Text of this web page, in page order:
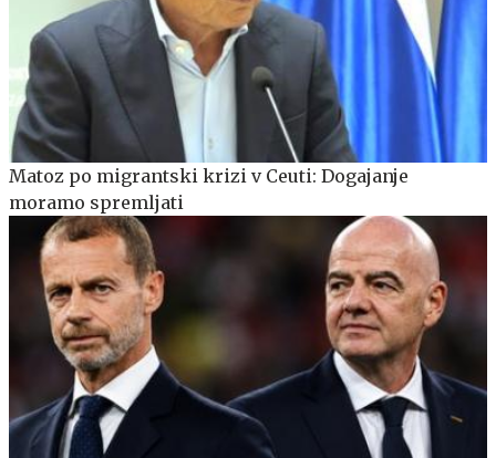
Matoz po migrantski krizi v Ceuti: Dogajanje
moramo spremljati